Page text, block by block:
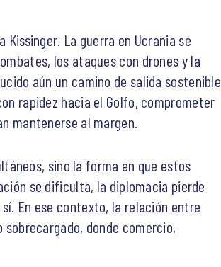
La guerra en Ucrania se
los ataques con drones y la
aún un camino de salida sostenible.
rapidez hacia el Golfo, comprometer
mantenerse al margen.
sino la forma en que estos
se dificulta, la diplomacia pierde
En ese contexto, la relación entre
donde comercio,